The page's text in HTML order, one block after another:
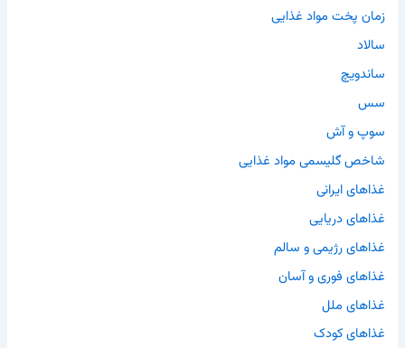
زمان پخت مواد غذایی
سالاد
ساندویچ
سس
سوپ و آش
شاخص گلیسمی مواد غذایی
غذاهای ایرانی
غذاهای دریایی
غذاهای رژیمی و سالم
غذاهای فوری و آسان
غذاهای ملل
غذاهای کودک